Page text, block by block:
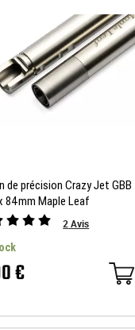
de précision Crazy Jet GBB
84mm Maple Leaf
2Avis
€